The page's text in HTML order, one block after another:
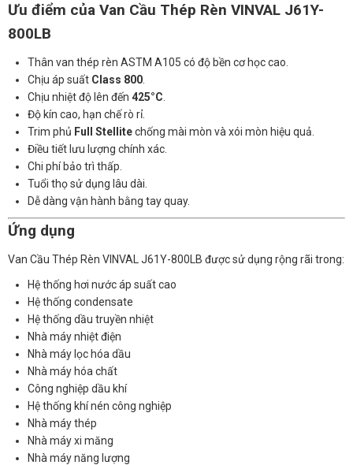
Ưu điểm của Van Cầu Thép Rèn VINVAL J61Y-
800LB
Thân van thép rèn ASTM A105 có độ bền cơ học cao.
Chịu áp suất Class 800
Chịu nhiệt độ lên đến 425°C
Độ kín cao, hạn chế rò rỉ.
Trim phủ Full Stellitechống mài mòn và xói mòn hiệu quả.
Điều tiết lưu lượng chính xác.
Chi phí bảo trì thấp.
Tuổi thọ sử dụng lâu dài.
Dễ dàng vận hành bằng tay quay.
Ứng dụng
Van Cầu Thép Rèn VINVAL J61Y-800LB được sử dụng rộng rãi trong:
Hệ thống hơi nước áp suất cao
Hệ thống condensate
Hệ thống dầu truyền nhiệt
Nhà máy nhiệt điện
Nhà máy lọc hóa dầu
Nhà máy hóa chất
Công nghiệp dầu khí
Hệ thống khí nén công nghiệp
Nhà máy thép
Nhà máy xi măng
Nhà máy năng lượng